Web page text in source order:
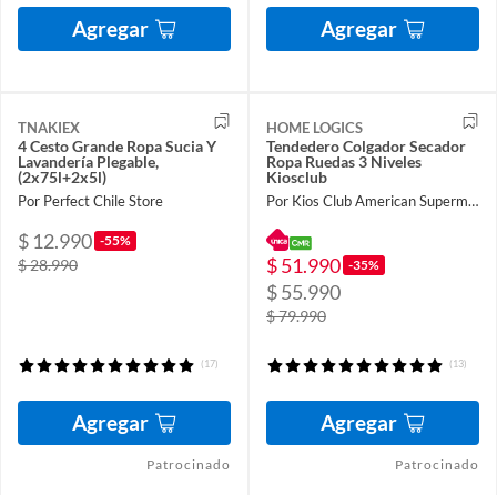
Agregar Agregar
TNAKIEX
4 Cesto Grande Ropa Sucia Y
Lavandería Plegable,
(2x75l+2x5l)
Por Perfect Chile Store
$ 12.990 -55%
$ 28.990
(17)
Agregar
Patrocinado
HOME LOGICS
Tendedero Colgador Secador
Ropa Ruedas 3 Niveles
Kiosclub
Por Kios Club American Supermarket
$ 51.990 -35%
$ 55.990
$ 79.990
(13)
Agregar
Patrocinado